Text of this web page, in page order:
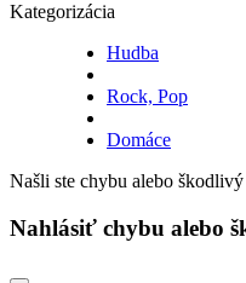
Kategorizácia
Hudba
Rock, Pop
Domáce
Našli ste chybu alebo škodlivý
Nahlásiť chybu alebo